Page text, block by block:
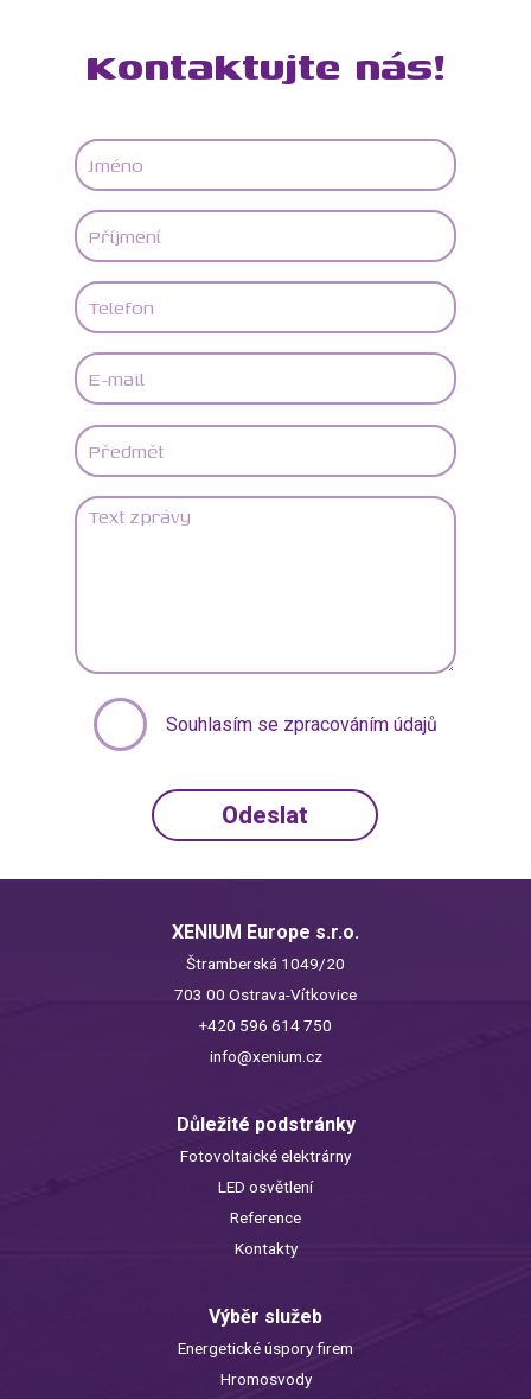
Kontaktujte nás!
Souhlasím se zpracováním údajů
XENIUM Europe s.r.o.
Štramberská 1049/20
703 00 Ostrava-Vítkovice
+420 596 614 750
info@xenium.cz
Důležité podstránky
Fotovoltaické elektrárny
LED osvětlení
Reference
Kontakty
Výběr služeb
Energetické úspory firem
Hromosvody